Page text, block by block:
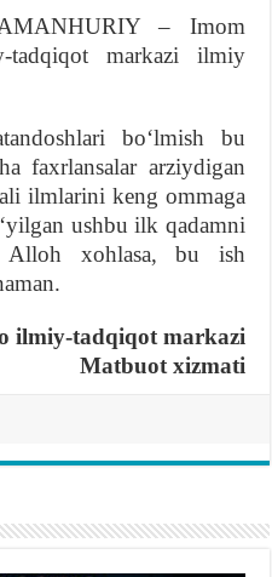
– Imom
markazi ilmiy
boʻlmish bu
faxrlansalar arziydigan
ilmlarini keng ommaga
ushbu ilk qadamni
Alloh xohlasa, bu ish
ilmiy-tadqiqot markazi
Matbuot xizmati